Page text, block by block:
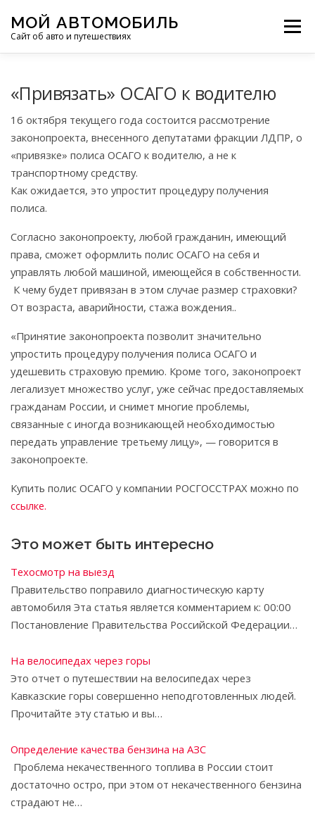
содержимому
МОЙ АВТОМОБИЛЬ
Сайт об авто и путешествиях
Меню
«Привязать» ОСАГО к водителю
16 октября текущего года состоится рассмотрение
законопроекта, внесенного депутатами фракции ЛДПР, о
«привязке» полиса ОСАГО к водителю, а не к
транспортному средству.
Как ожидается, это упростит процедуру получения
полиса.
Согласно законопроекту, любой гражданин, имеющий
права, сможет оформлить полис ОСАГО на себя и
управлять любой машиной, имеющейся в собственности.
К чему будет привязан в этом случае размер страховки?
От возраста, аварийности, стажа вождения..
«Принятие законопроекта позволит значительно
упростить процедуру получения полиса ОСАГО и
удешевить страховую премию. Кроме того, законопроект
легализует множество услуг, уже сейчас предоставляемых
гражданам России, и снимет многие проблемы,
связанные с иногда возникающей необходимостью
передать управление третьему лицу», — говорится в
законопроекте.
Купить полис ОСАГО у компании РОСГОССТРАХ можно по
ссылке.
Это может быть интересно
Техосмотр на выезд
Правительство поправило диагностическую карту
автомобиля Эта статья является комментарием к: 00:00
Постановление Правительства Российской Федерации…
На велосипедах через горы
Это отчет о путешествии на велосипедах через
Кавказские горы совершенно неподготовленных людей.
Прочитайте эту статью и вы…
Определение качества бензина на АЗС
Проблема некачественного топлива в Рос­сии стоит
достаточно остро, при этом от нека­чественного бензина
страдают не…